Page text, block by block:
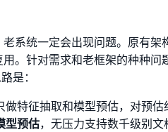
系统一定会出现问题。原有
。针对需求和老框架的种种
是：
做特征抽取和模型预估，对预
型预估，无压力支持数千级别文